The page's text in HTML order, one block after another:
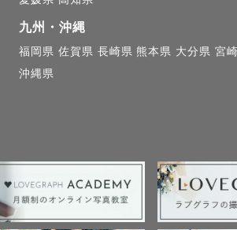
九州・沖縄
福岡県 佐賀県 長崎県 熊本県 大分県 宮
沖縄県